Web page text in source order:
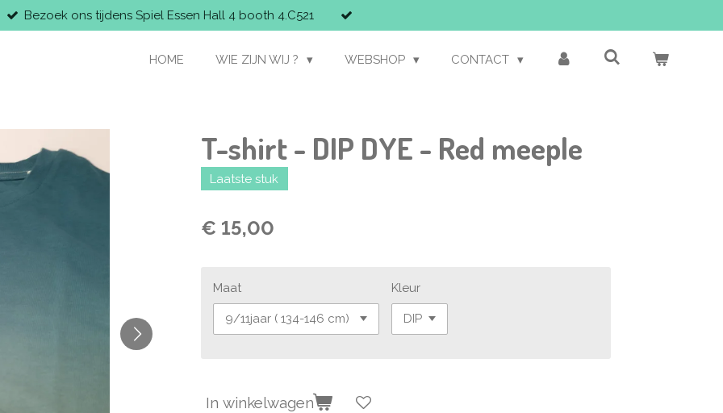
Bezoek ons tijdens Spiel Essen Hall 4 booth 4.C521
HOME WIE ZIJN WIJ ? WEBSHOP CONTACT
T-shirt - DIP DYE - Red meeple
Laatste stuk
€ 15,00
Maat Kleur
In winkelwagen